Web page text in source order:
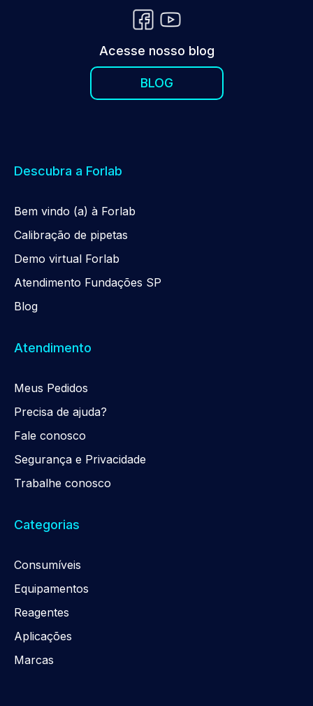
Acesse nosso blog
BLOG
Descubra a Forlab
Bem vindo (a) à Forlab
Calibração de pipetas
Demo virtual Forlab
Atendimento Fundações SP
Blog
Atendimento
Meus Pedidos
Precisa de ajuda?
Fale conosco
Segurança e Privacidade
Trabalhe conosco
Categorias
Consumíveis
Equipamentos
Reagentes
Aplicações
Marcas